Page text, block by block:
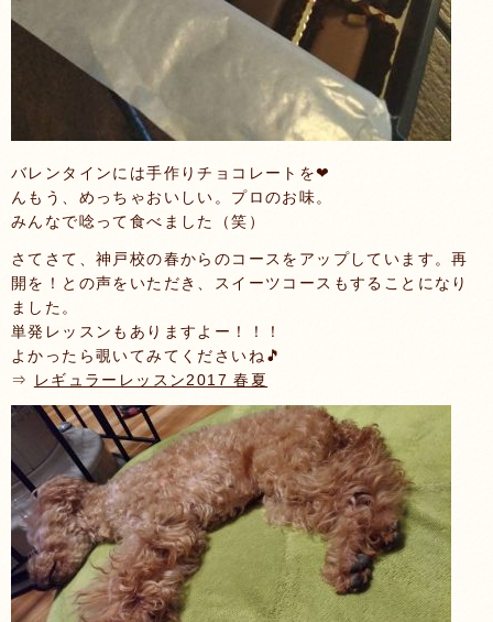
バレンタインには手作りチョコレートを❤
んもう、めっちゃおいしい。プロのお味。
みんなで唸って食べました（笑）
さてさて、神戸校の春からのコースをアップしています。再
開を！との声をいただき、スイーツコースもすることになり
ました。
単発レッスンもありますよー！！！
よかったら覗いてみてくださいね🎵
⇒
レギュラーレッスン2017 春夏